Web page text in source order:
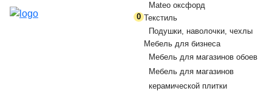
0
Mateo оксфорд
Текстиль
Подушки, наволочки, чехлы
Мебель для бизнеса
Мебель для магазинов обоев
Мебель для магазинов
керамической плитки